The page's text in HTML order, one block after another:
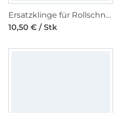
Ersatzklinge für Rollschneider, Ø 45 mm
10,50 € / Stk